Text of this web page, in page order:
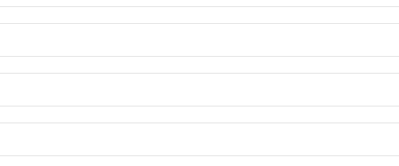
nei tessuti del corpo
dei piedi compresse da calzature strette.
che ne soffrono sono più suscettibili ai geloni
comunemente associata ai geloni
di geloni, dovrebbero essere particolarmente
di geloni osserva la pelle e si informa su
dal farmacista.
il medico di famiglia può indicare l’assunzione di
la circolazione. Gli effetti collaterali possono
(topici), è bene evitare di farne un uso eccessivo per
Infine, il
di svilupparli possono:
nel tempo possono provocare delle complicazioni a